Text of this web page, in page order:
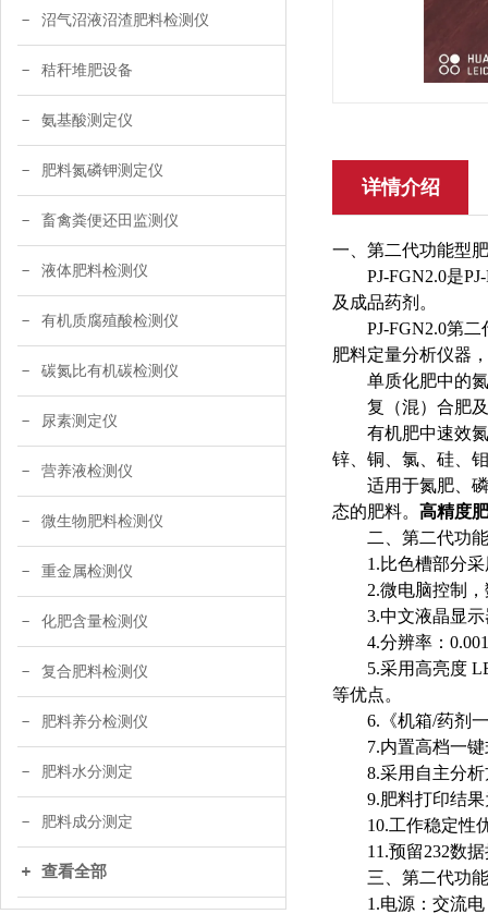
沼气沼液沼渣肥料检测仪
秸秆堆肥设备
氨基酸测定仪
肥料氮磷钾测定仪
畜禽粪便还田监测仪
液体肥料检测仪
有机质腐殖酸检测仪
碳氮比有机碳检测仪
尿素测定仪
营养液检测仪
微生物肥料检测仪
重金属检测仪
化肥含量检测仪
复合肥料检测仪
肥料养分检测仪
肥料水分测定
肥料成分测定
查看全部
详情介绍
一、第二代功能型
PJ-FGN2.0是
及成品药剂。
PJ-FGN2.0第
肥料定量分析仪器
单质化肥中的
复（混）合肥
有机肥中速效
锌、铜、氯、硅、
适用于氮肥、
态的肥料。 高精度
二、第二代功
1.比色槽部分
2.微电脑控制
3.中文液晶显
4.分辨率：
5.采用高亮度
等优点。
6.《机箱/药剂
7.内置高档一
8.采用自主分
9.肥料打印结
10.工作稳定性
11.预留232数
三、第二代功
1.电源：交流